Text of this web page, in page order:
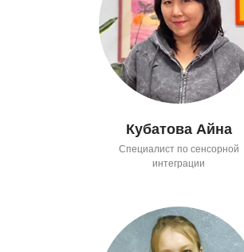
Кубатова Айна
Специалист по сенсорной
интеграции